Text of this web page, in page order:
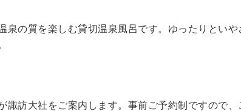
泉の質を楽しむ貸切温泉風呂です。ゆったりといや
諏訪大社をご案内します。 事前ご予約制ですので、